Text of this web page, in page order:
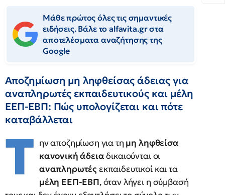
Μάθε πρώτος όλες τις σημαντικές
ειδήσεις. Βάλε το alfavita.gr στα
αποτελέσματα αναζήτησης της
Google
Αποζημίωση μη ληφθείσας άδειας για
αναπληρωτές εκπαιδευτικούς και μέλη
ΕΕΠ-ΕΒΠ: Πώς υπολογίζεται και πότε
καταβάλλεται
Τ ην αποζημίωση για τη μη ληφθείσα
κανονική άδειαδικαιούνται οι
αναπληρωτέςεκπαιδευτικοί και τα
μέλη ΕΕΠ-ΕΒΠ, όταν λήγει η σύμβασή